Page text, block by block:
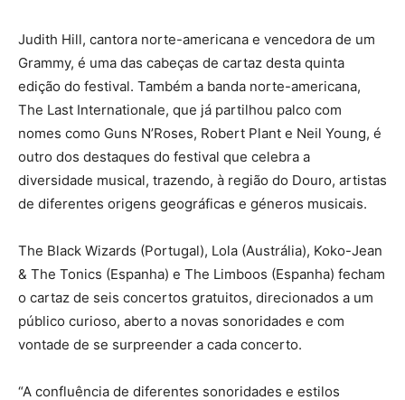
Judith Hill, cantora norte-americana e vencedora de um
Grammy, é uma das cabeças de cartaz desta quinta
edição do festival. Também a banda norte-americana,
The Last Internationale, que já partilhou palco com
nomes como Guns N’Roses, Robert Plant e Neil Young, é
outro dos destaques do festival que celebra a
diversidade musical, trazendo, à região do Douro, artistas
de diferentes origens geográficas e géneros musicais.
The Black Wizards (Portugal), Lola (Austrália), Koko-Jean
& The Tonics (Espanha) e The Limboos (Espanha) fecham
o cartaz de seis concertos gratuitos, direcionados a um
público curioso, aberto a novas sonoridades e com
vontade de se surpreender a cada concerto.
“A confluência de diferentes sonoridades e estilos